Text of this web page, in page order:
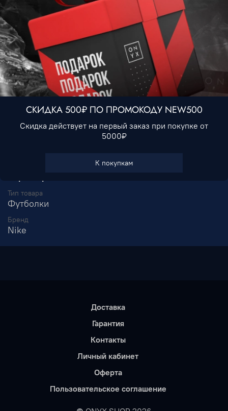
Футболка Nike #5 • Темно-серый
1 490 ₽
Нет в наличии
Тип товара
Футболки
Бренд
Nike
Доставка
Гарантия
Контакты
Личный кабинет
Оферта
Пользовательское соглашение
СКИДКА 500₽ ПО ПРОМОКОДУ NEW500
Скидка действует на первый заказ при покупке от
5000₽
К покупкам